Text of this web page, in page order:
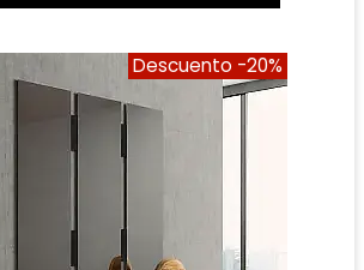
Descuento -20%